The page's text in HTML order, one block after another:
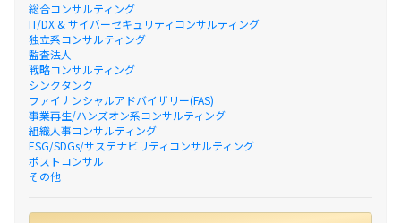
総合コンサルティング
IT/DX & サイバーセキュリティコンサルティング
独立系コンサルティング
監査法人
戦略コンサルティング
シンクタンク
ファイナンシャルアドバイザリー(FAS)
事業再生/ハンズオン系コンサルティング
組織人事コンサルティング
ESG/SDGs/サステナビリティコンサルティング
ポストコンサル
その他